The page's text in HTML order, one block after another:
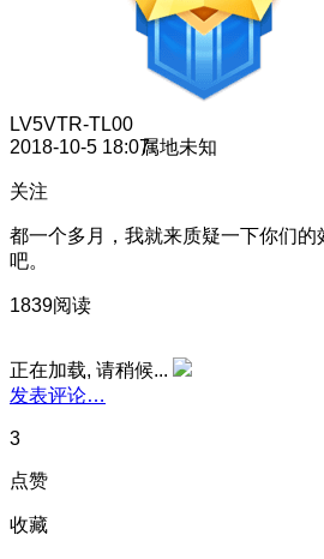
LV5VTR-TL00
2018-10-5 18:07属地未知
关注
都一个多月，我就来质疑一下你们
吧。
1839阅读
正在加载, 请稍候...
发表评论…
3
点赞
收藏